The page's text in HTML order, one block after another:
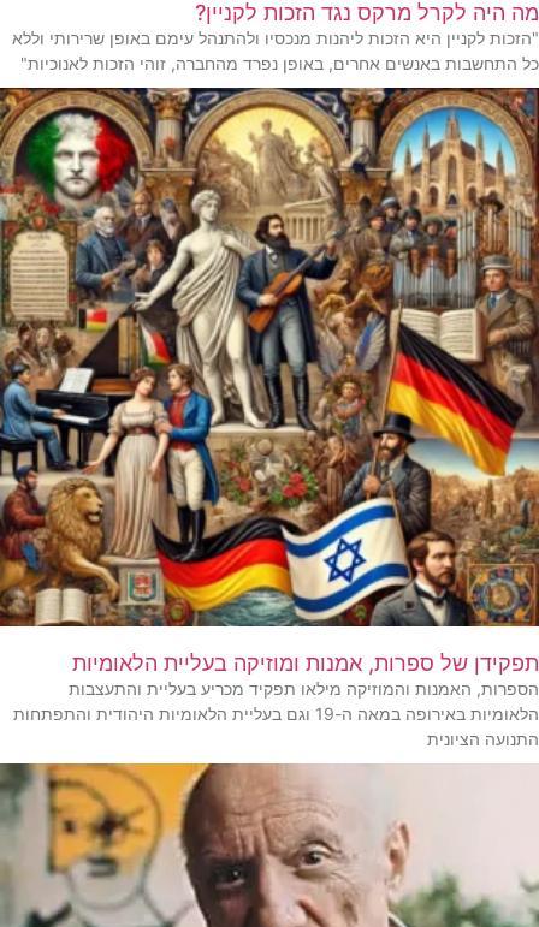
מה היה לקרל מרקס נגד הזכות לקניין?
"הזכות לקניין היא הזכות ליהנות מנכסיו ולהתנהל עימם באופן שרירותי וללא
כל התחשבות באנשים אחרים, באופן נפרד מהחברה, זוהי הזכות לאנוכיות"
תפקידן של ספרות, אמנות ומוזיקה בעליית הלאומיות
הספרות, האמנות והמוזיקה מילאו תפקיד מכריע בעליית והתעצבות
הלאומיות באירופה במאה ה-19 וגם בעליית הלאומיות היהודית והתפתחות
התנועה הציונית